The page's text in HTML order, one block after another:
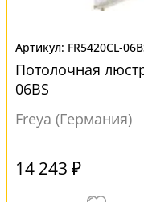
FR5420CL-
Потолочная
06BS
Freya (Германия)
14 243 ₽